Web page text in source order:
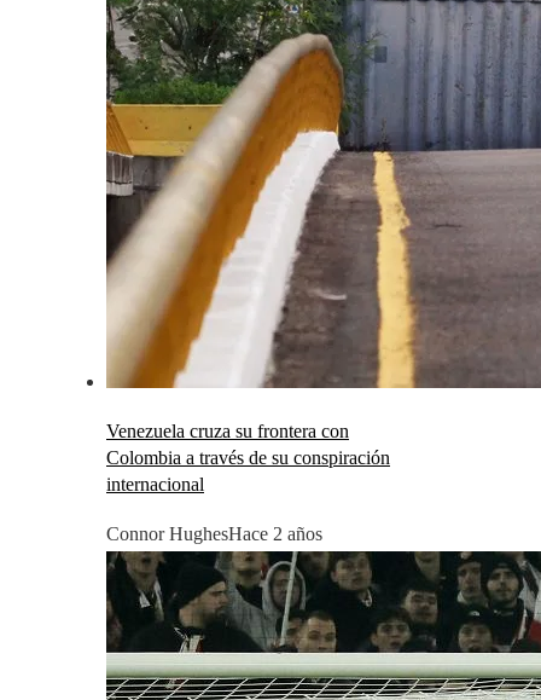
Venezuela cruza su frontera con
Colombia a través de su conspiración
internacional
Connor HughesHace 2 años